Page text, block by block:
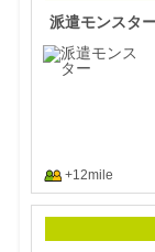
派遣モンスタ
+12mile